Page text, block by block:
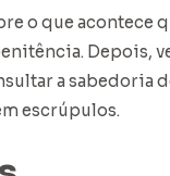
o que acontece
Depois,
a sabedoria
escrúpulos.